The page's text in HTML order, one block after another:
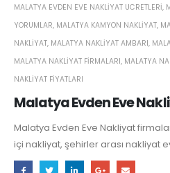
Malatya Evden Eve
MALATYA EVDEN EVE NAKLIYAT UCRETLERI,
YORUMLAR, MALATYA KAMYON NAKLIYAT,
NAKLIYAT, MALATYA NAKLIYAT AMBARI,
MALATYA NAKLIYAT FIRMALARI, MALATYA
NAKLIYAT FIYATLARI
Malatya Evden Eve Nakliyat
içi nakliyat, şehirler arası nakliyat